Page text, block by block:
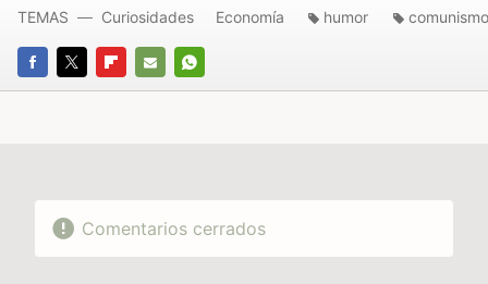
FACEBOOK
TWITTERFLIPBOARD
E-
WHATSAPP
TEMAS Curiosidades Economía humor comunismo
Comentarios cerrados